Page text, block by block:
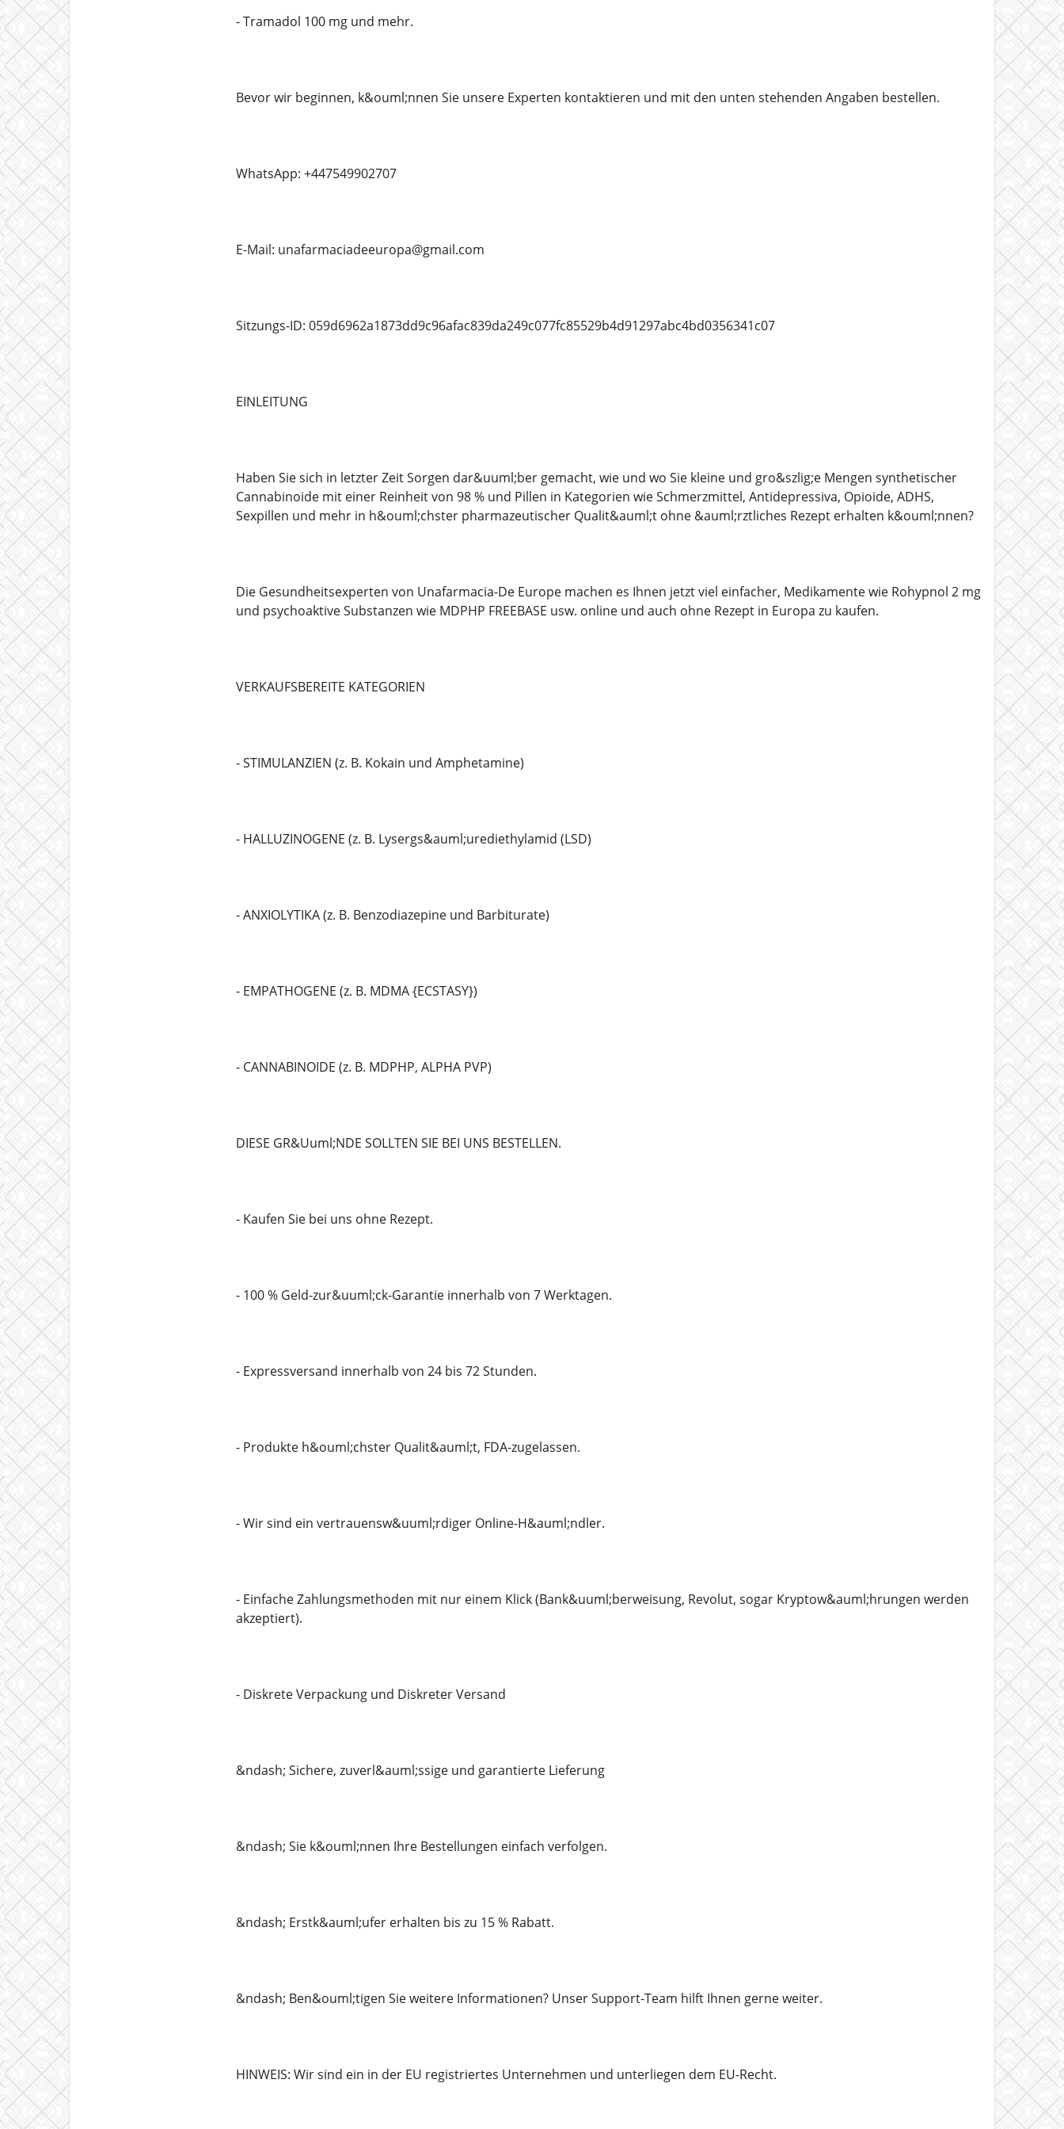
- Tramadol 100 mg und mehr.
Bevor wir beginnen, k&ouml;nnen Sie unsere Experten kontaktieren und mit den unten stehenden Angaben bestellen.
WhatsApp: +447549902707
E-Mail: unafarmaciadeeuropa@gmail.com
Sitzungs-ID: 059d6962a1873dd9c96afac839da249c077fc85529b4d91297abc4bd0356341c07
EINLEITUNG
Haben Sie sich in letzter Zeit Sorgen dar&uuml;ber gemacht, wie und wo Sie kleine und gro&szlig;e Mengen synthetischer
Cannabinoide mit einer Reinheit von 98 % und Pillen in Kategorien wie Schmerzmittel, Antidepressiva, Opioide, ADHS,
Sexpillen und mehr in h&ouml;chster pharmazeutischer Qualit&auml;t ohne &auml;rztliches Rezept erhalten k&ouml;nnen?
Die Gesundheitsexperten von Unafarmacia-De Europe machen es Ihnen jetzt viel einfacher, Medikamente wie Rohypnol 2 mg
und psychoaktive Substanzen wie MDPHP FREEBASE usw. online und auch ohne Rezept in Europa zu kaufen.
VERKAUFSBEREITE KATEGORIEN
- STIMULANZIEN (z. B. Kokain und Amphetamine)
- HALLUZINOGENE (z. B. Lysergs&auml;urediethylamid (LSD)
- ANXIOLYTIKA (z. B. Benzodiazepine und Barbiturate)
- EMPATHOGENE (z. B. MDMA {ECSTASY})
- CANNABINOIDE (z. B. MDPHP, ALPHA PVP)
DIESE GR&Uuml;NDE SOLLTEN SIE BEI UNS BESTELLEN.
- Kaufen Sie bei uns ohne Rezept.
- 100 % Geld-zur&uuml;ck-Garantie innerhalb von 7 Werktagen.
- Expressversand innerhalb von 24 bis 72 Stunden.
- Produkte h&ouml;chster Qualit&auml;t, FDA-zugelassen.
- Wir sind ein vertrauensw&uuml;rdiger Online-H&auml;ndler.
- Einfache Zahlungsmethoden mit nur einem Klick (Bank&uuml;berweisung, Revolut, sogar Kryptow&auml;hrungen werden
akzeptiert).
- Diskrete Verpackung und Diskreter Versand
&ndash; Sichere, zuverl&auml;ssige und garantierte Lieferung
&ndash; Sie k&ouml;nnen Ihre Bestellungen einfach verfolgen.
&ndash; Erstk&auml;ufer erhalten bis zu 15 % Rabatt.
&ndash; Ben&ouml;tigen Sie weitere Informationen? Unser Support-Team hilft Ihnen gerne weiter.
HINWEIS: Wir sind ein in der EU registriertes Unternehmen und unterliegen dem EU-Recht.